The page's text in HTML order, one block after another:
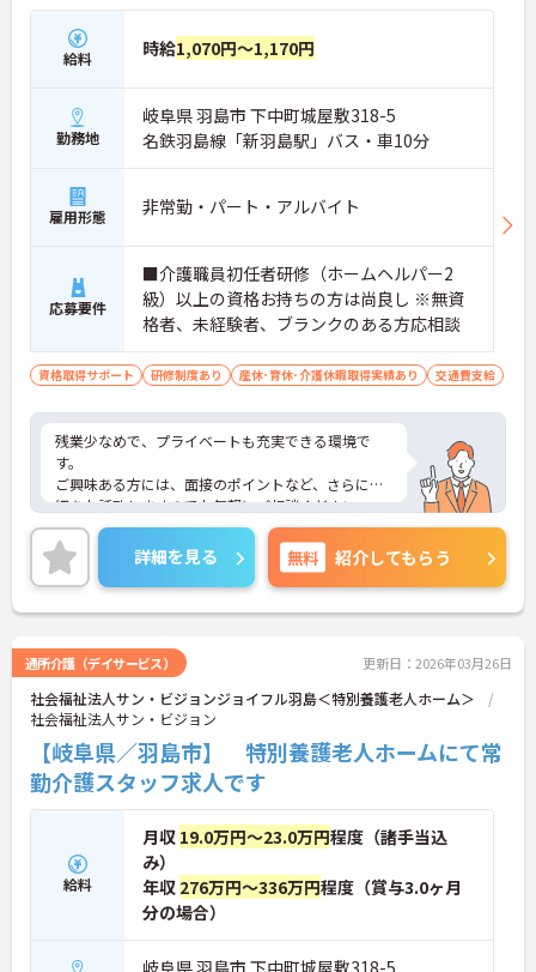
給料 時給1,070円～1,170円
勤務地
岐阜県 羽島市 下中町城屋敷318-5
名鉄羽島線「新羽島駅」バス・車10分
雇用形態 非常勤・パート・アルバイト
応募要件
■介護職員初任者研修（ホームヘルパー2
級）以上の資格お持ちの方は尚良し ※無資
格者、未経験者、ブランクのある方応相談
資格取得サポート 研修制度あり 産休･育休･介護休暇取得実績あり 交通費支給
残業少なめで、プライベートも充実できる環境で
す。
ご興味ある方には、面接のポイントなど、さらに詳
細をお話致しますのでお気軽にご相談ください。
詳細を見る 無料 紹介してもらう
通所介護（デイサービス） 更新日：2026年03月26日
社会福祉法人サン・ビジョンジョイフル羽島＜特別養護老人ホーム＞
社会福祉法人サン・ビジョン
【岐阜県／羽島市】 特別養護老人ホームにて常
勤介護スタッフ求人です
給料
月収 19.0万円～23.0万円程度（諸手当込
み）
年収 276万円～336万円程度（賞与3.0ヶ月
分の場合）